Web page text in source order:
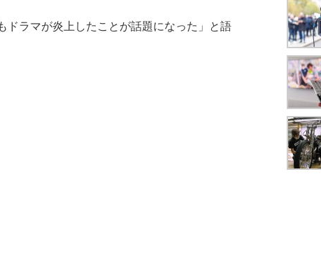
ラマが炎上したことが話題になった」と語